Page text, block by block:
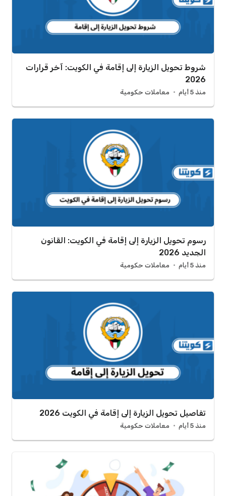
شروط تحويل الزيارة إلى إقامة في الكويت: آخر قرارات
2026
منذ 5 أيام معاملات حكومية
رسوم تحويل الزيارة إلى إقامة في الكويت: القانون
الجديد 2026
منذ 5 أيام معاملات حكومية
تفاصيل تحويل الزيارة إلى إقامة في الكويت 2026
منذ 5 أيام معاملات حكومية